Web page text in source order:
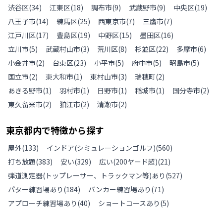
渋谷区(34) 江東区(18) 調布市(9) 武蔵野市(9) 中央区(19)
八王子市(14) 練馬区(25) 西東京市(7) 三鷹市(7)
江戸川区(17) 豊島区(19) 中野区(15) 墨田区(16)
立川市(5) 武蔵村山市(3) 荒川区(8) 杉並区(22) 多摩市(6)
小金井市(2) 台東区(23) 小平市(5) 府中市(5) 昭島市(5)
国立市(2) 東大和市(1) 東村山市(3) 瑞穂町(2)
あきる野市(1) 羽村市(1) 日野市(1) 稲城市(1) 国分寺市(2)
東久留米市(2) 狛江市(2) 清瀬市(2)
東京都内で特徴から探す
屋外(133) インドア(シミュレーションゴルフ)(560)
打ち放題(383) 安い(329) 広い(200ヤード超)(21)
弾道測定器(トップレーサー、トラックマン等)あり (527)
パター練習場あり (184) バンカー練習場あり (71)
アプローチ練習場あり (40) ショートコースあり (5)